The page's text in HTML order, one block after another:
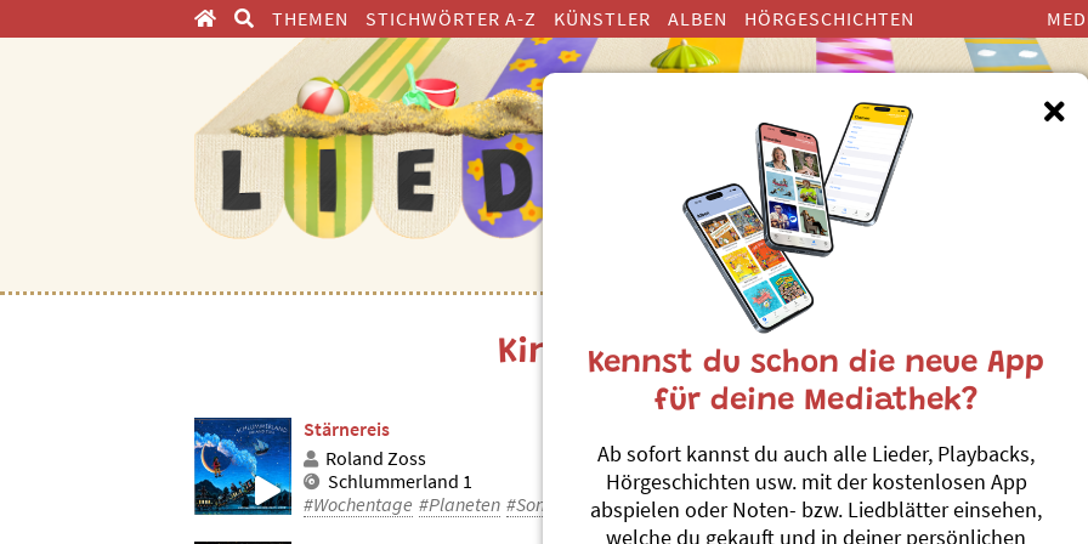
THEMEN STICHWÖRTER A-Z KÜNSTLER ALBEN
HÖRGESCHICHTEN
ENTDECKEN
Kinderlieder zum Thema
Stärnereis
Roland Zoss
Schlummerland 1
#Wochentage #Planeten #Sonne
Die Nacht ghöört
Andrew Bond
#Streit #Sonne
Kennst du schon die neue App
für deine Mediathek?
Ab sofort kannst du auch alle Lieder, Playbacks,
Hörgeschichten usw. mit der kostenlosen App
abspielen oder Noten- bzw. Liedblätter einsehen,
welche du gekauft und in deiner persönlichen